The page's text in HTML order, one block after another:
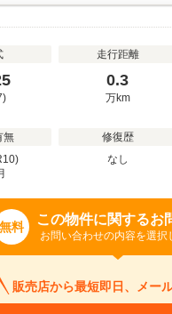
走行距離
0.3
万km
無
修復歴
なし
無料 この物件に関するお
お問い合わせの内容を選択
販売店から最短即日、メー